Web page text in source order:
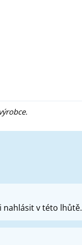
nahlásit v této lhůtě.